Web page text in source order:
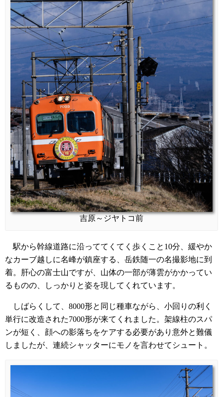
吉原～ジヤトコ前
駅から幹線道路に沿っててくてく歩くこと10分、緩やか
なカーブ越しに名峰が鎮座する、岳鉄随一の名撮影地に到
着。肝心の富士山ですが、山体の一部が薄雲がかかってい
るものの、しっかりと姿を現してくれています。
しばらくして、8000形と同じ種車ながら、小回りの利く
単行に改造された7000形が来てくれました。架線柱のスパ
ンが短く、顔への影落ちをケアする必要があり意外と難儀
しましたが、連続シャッターにモノを言わせてシュート。